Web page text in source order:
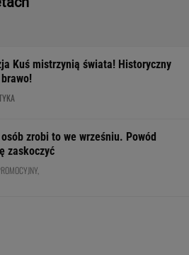
Kuś mistrzynią świata! Historyczny
zrobi to we wrześniu. Powód
zaskoczyć